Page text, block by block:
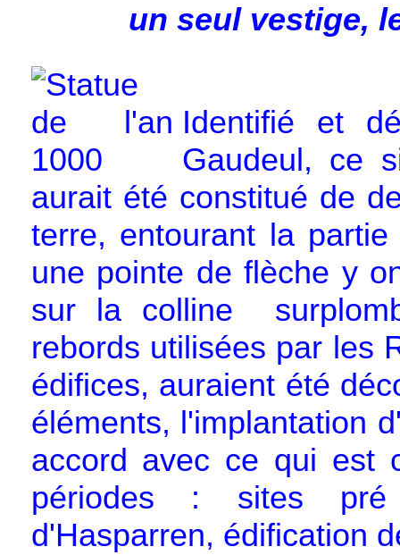
un seul vestige,
Identifié et
Gaudeul, ce
aurait été constitué de
terre, entourant la
une pointe de flèche y
sur la colline
rebords utilisées par les
édifices, auraient été
éléments, l'implantation
accord avec ce qui est
périodes : sites pré
d'Hasparren, édification